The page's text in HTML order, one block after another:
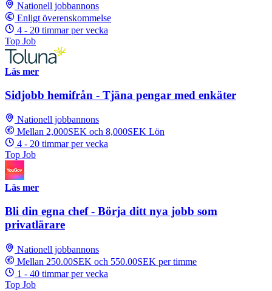
Nationell jobbannons
Enligt överenskommelse
4 - 20 timmar per vecka
Top Job
Läs mer
Sidjobb hemifrån - Tjäna pengar med enkäter
Nationell jobbannons
Mellan 2,000SEK och 8,000SEK Lön
4 - 20 timmar per vecka
Top Job
Läs mer
Bli din egna chef - Börja ditt nya jobb som
privatlärare
Nationell jobbannons
Mellan 250.00SEK och 550.00SEK per timme
1 - 40 timmar per vecka
Top Job